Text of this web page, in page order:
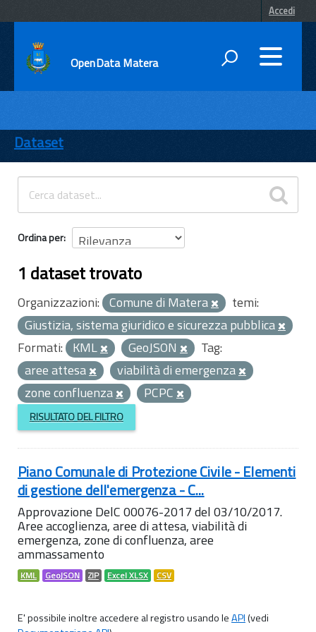
Accedi
OpenData Matera
ENTI
TEMI
INFORMAZIONI
Dataset
Ordina per
1 dataset trovato
Organizzazioni: Comune di Matera
temi:
Giustizia, sistema giuridico e sicurezza pubblica
Formati: KML GeoJSON
Tag:
aree attesa
viabilità di emergenza
zone confluenza
PCPC
RISULTATO DEL FILTRO
Piano Comunale di Protezione Civile - Elementi
di gestione dell'emergenza - C...
Approvazione DelC 00076-2017 del 03/10/2017.
Aree accoglienza, aree di attesa, viabilità di
emergenza, zone di confluenza, aree
ammassamento
KML GeoJSON ZIP Excel XLSX CSV
E' possibile inoltre accedere al registro usando leAPI(vedi